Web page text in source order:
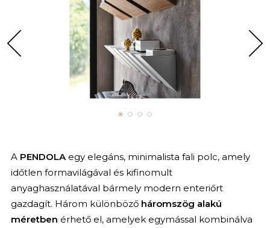
A PENDOLA egy elegáns, minimalista fali polc, amely
időtlen formavilágával és kifinomult
anyaghasználatával bármely modern enteriőrt
gazdagít. Három különböző háromszög alakú
méretben érhető el, amelyek egymással kombinálva